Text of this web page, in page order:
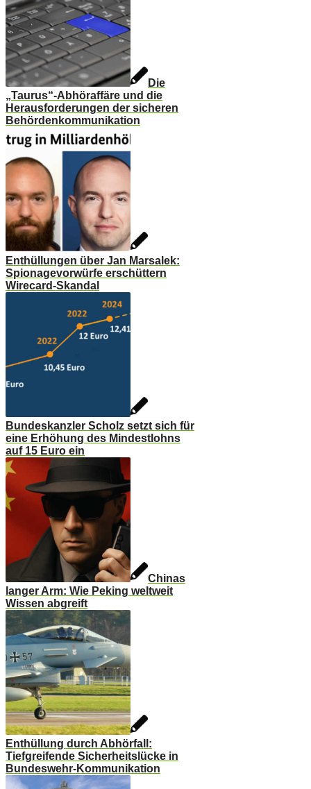
Die
„Taurus“-Abhöraffäre und die
Herausforderungen der sicheren
Behördenkommunikation
Enthüllungen über Jan Marsalek:
Spionagevorwürfe erschüttern
Wirecard-Skandal
Bundeskanzler Scholz setzt sich für
eine Erhöhung des Mindestlohns
auf 15 Euro ein
Chinas
langer Arm: Wie Peking weltweit
Wissen abgreift
Enthüllung durch Abhörfall:
Tiefgreifende Sicherheitslücke in
Bundeswehr-Kommunikation